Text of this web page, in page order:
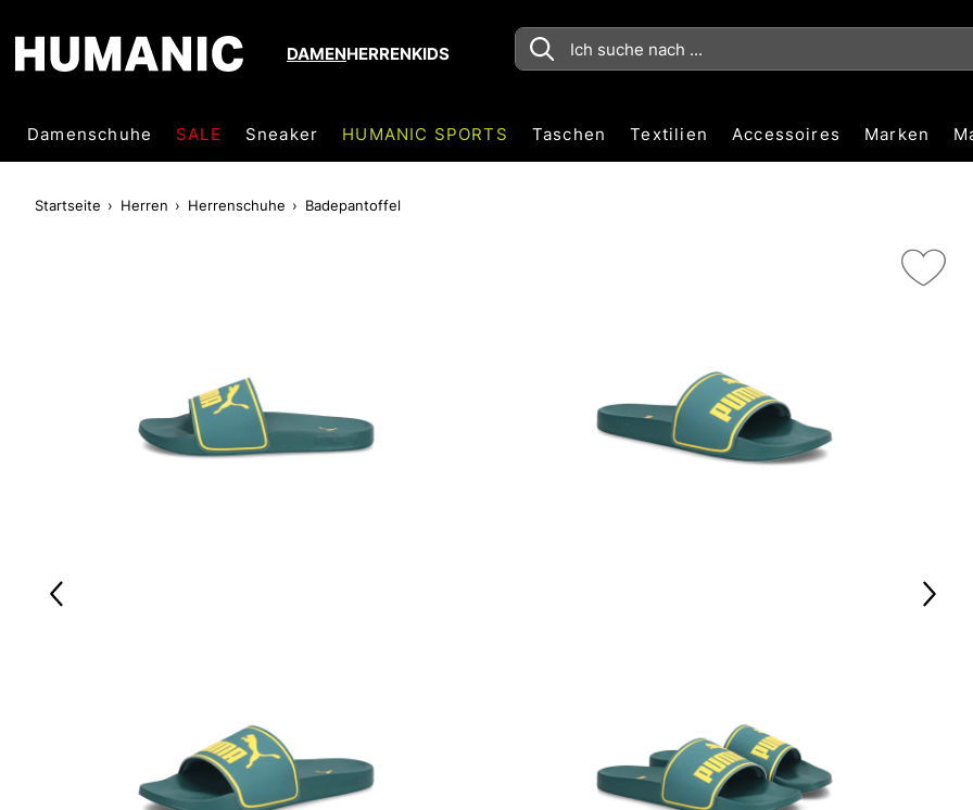
DAMENHERRENKIDS
Damenschuhe SALE Sneaker HUMANIC SPORTS Taschen Textilien Accessoires Marken
Startseite Herren Herrenschuhe Badepantoffel